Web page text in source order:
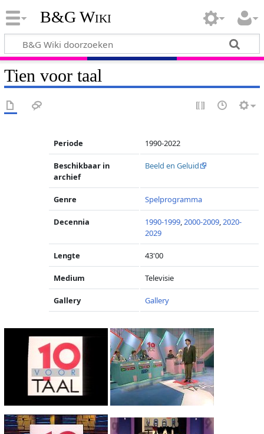
B&G Wiki
Tien voor taal
Periode 1990-2022
Beschikbaar in
archief
Beeld en Geluid
Genre Spelprogramma
Decennia 1990-1999,2000-2009,2020-
2029
Lengte 43'00
Medium Televisie
Gallery Gallery